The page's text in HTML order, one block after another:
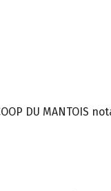
DU MANTOIS